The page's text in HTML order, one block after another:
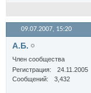
09.07.2007, 15:20
А.Б.
Член сообщества
Регистрация
24.11.2005
Сообщений
3,432